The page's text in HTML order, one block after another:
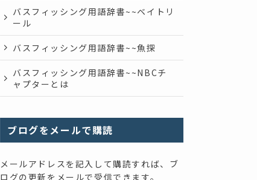
バスフィッシング用語辞書~~ベイトリ
ール
バスフィッシング用語辞書~~魚探
バスフィッシング用語辞書~~NBCチ
ャプターとは
ブログをメールで購読
メールアドレスを記入して購読すれば、ブ
ログの更新をメールで受信できます。